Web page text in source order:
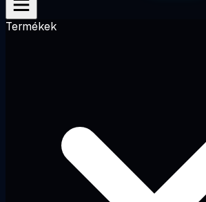
Termékek